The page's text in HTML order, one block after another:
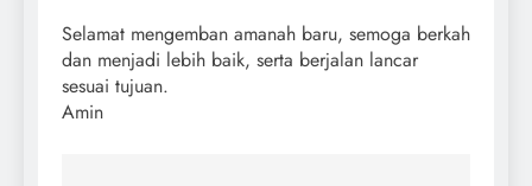
Selamat mengemban amanah baru, semoga berkah
dan menjadi lebih baik, serta berjalan lancar
sesuai tujuan.
Amin